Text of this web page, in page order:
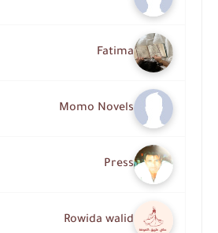
Fatima
Momo Novels
Press
Rowida walid